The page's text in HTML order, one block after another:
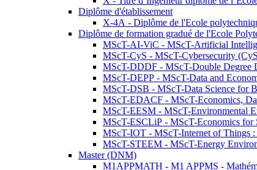
Diplôme d'établissement
X-4A - Diplôme de l'Ecole
Diplôme de formation gradué de l'Ecole
MScT-AI-ViC - MScT-Artificial
MScT-CyS - MScT-Cybersecurity
MScT-DDDF - MScT-Double Degree
MScT-DEPP - MScT-Data and
MScT-DSB - MScT-Data Science for
MScT-EDACF - MScT-Economics,
MScT-EESM - MScT-Environmental
MScT-ESCLiP - MScT-Economics for
MScT-IOT - MScT-Internet of Things
MScT-STEEM - MScT-Energy
Master (DNM)
M1APPMATH - M1 APPMS -